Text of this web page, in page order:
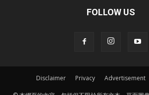
FOLLOW US
Disclaimer Privacy Advertisement